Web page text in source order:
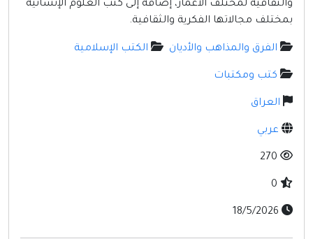
منتديات
مواقع إسلامية
والثقافية لمختلف الأعمار، إضافةً إلى كتب العلوم الإنسانية
بمختلف مجالاتها الفكرية والثقافية.
الفرق والمذاهب والأديان الكتب الإسلامية
كتب ومكتبات
العراق
عربي